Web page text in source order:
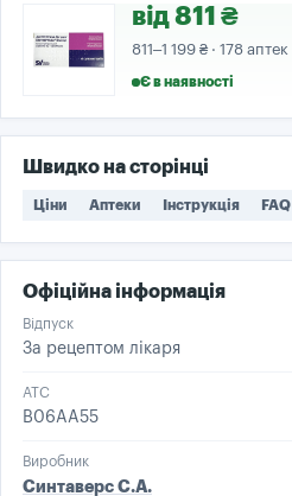
від 811 ₴
811–1 199 ₴ · 178 аптек
Є в наявності
Швидко на сторінці
Ціни Аптеки Інструкція FAQ
Офіційна інформація
Відпуск
За рецептом лікаря
ATC
B06AA55
Виробник
Синтаверс С.А.